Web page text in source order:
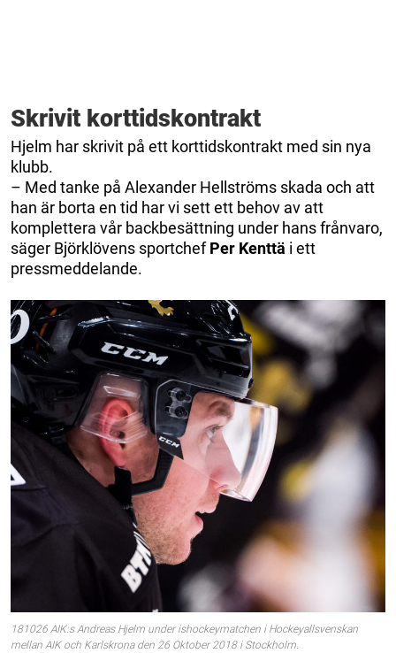
Skrivit korttidskontrakt
Hjelm har skrivit på ett korttidskontrakt med sin nya
klubb.
– Med tanke på Alexander Hellströms skada och att
han är borta en tid har vi sett ett behov av att
komplettera vår backbesättning under hans frånvaro,
säger Björklövens sportchefPer Kenttä i ett
pressmeddelande.
181026 AIK:s Andreas Hjelm under ishockeymatchen i Hockeyallsvenskan
mellan AIK och Karlskrona den 26 Oktober 2018 i Stockholm.